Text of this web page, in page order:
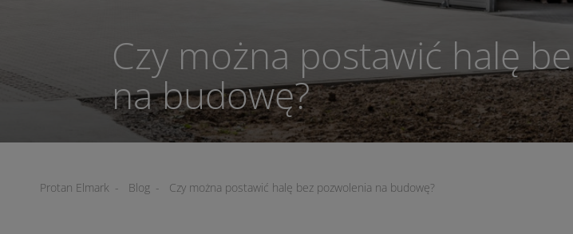
Czy można postawić halę
na budowę?
Protan Elmark - Blog - Czy można postawić halę bez pozwolenia na budowę?